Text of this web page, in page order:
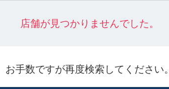
店舗が見つかりませんでした。
お手数ですが再度検索してください。